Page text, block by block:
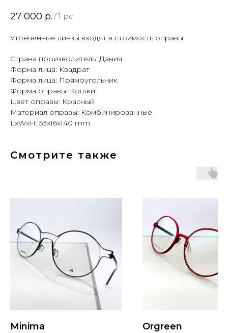
27 000 р. /1 pc
Утонченные линзы входят в стоимость оправы
Страна производитель: Дания
Форма лица: Квадрат
Форма лица: Прямоугольник
Форма оправы: Кошки
Цвет оправы: Красный
Материал оправы: Комбинированные
LxWxH: 53x16x140 mm
Смотрите также
Minima Orgreen